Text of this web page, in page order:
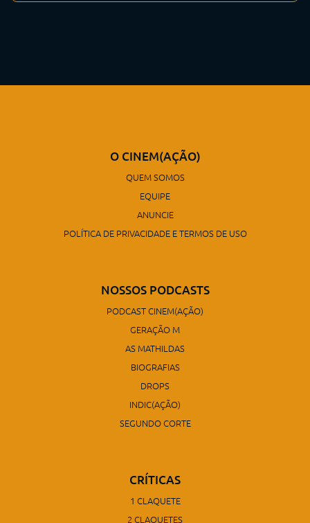
O CINEM(AÇÃO)
QUEM SOMOS
EQUIPE
ANUNCIE
POLÍTICA DE PRIVACIDADE E TERMOS DE USO
NOSSOS PODCASTS
PODCAST CINEM(AÇÃO)
GERAÇÃO M
AS MATHILDAS
BIOGRAFIAS
DROPS
INDIC(AÇÃO)
SEGUNDO CORTE
CRÍTICAS
1 CLAQUETE
2 CLAQUETES